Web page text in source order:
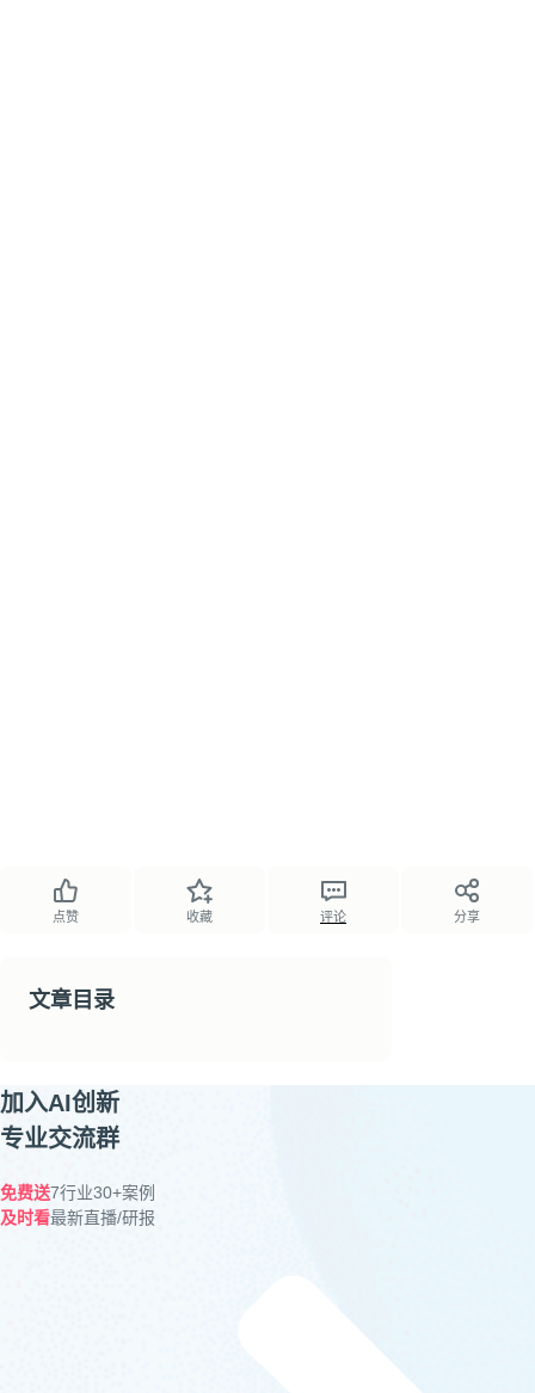
点赞 收藏 评论 分享
文章目录
加入AI创新
专业交流群
免费送7行业30+案例
及时看最新直播/研报